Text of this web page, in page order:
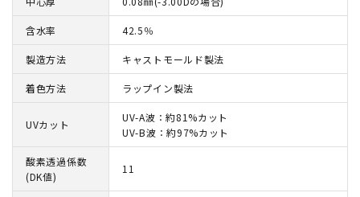
含水率 42.5％
製造方法 キャストモールド製法
着色方法 ラップイン製法
UVカット
UV-A波：約81%カット
UV-B波：約97%カット
酸素透過係数
(DK値)
11